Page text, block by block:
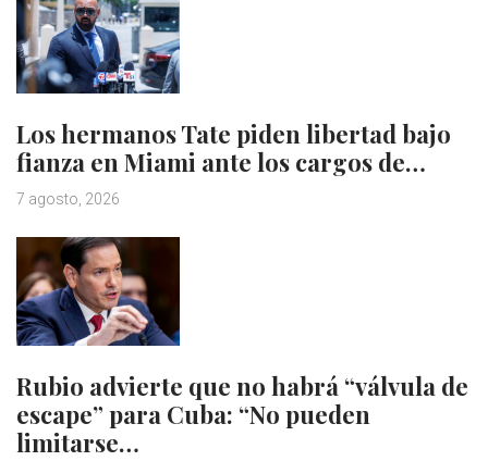
Los hermanos Tate piden libertad bajo
fianza en Miami ante los cargos de…
7 agosto, 2026
Rubio advierte que no habrá “válvula de
escape” para Cuba: “No pueden
limitarse…